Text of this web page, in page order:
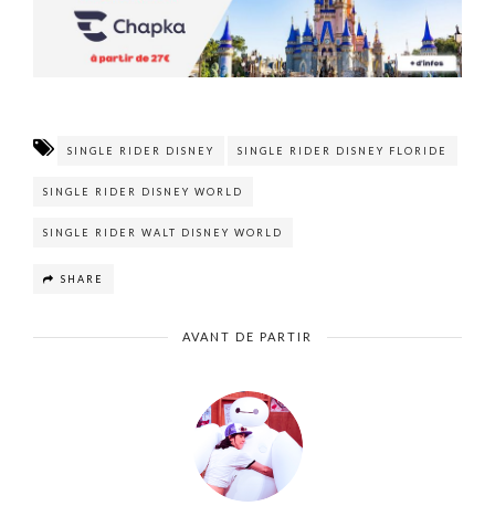
SINGLE RIDER DISNEY SINGLE RIDER DISNEY FLORIDE
SINGLE RIDER DISNEY WORLD
SINGLE RIDER WALT DISNEY WORLD
SHARE
AVANT DE PARTIR